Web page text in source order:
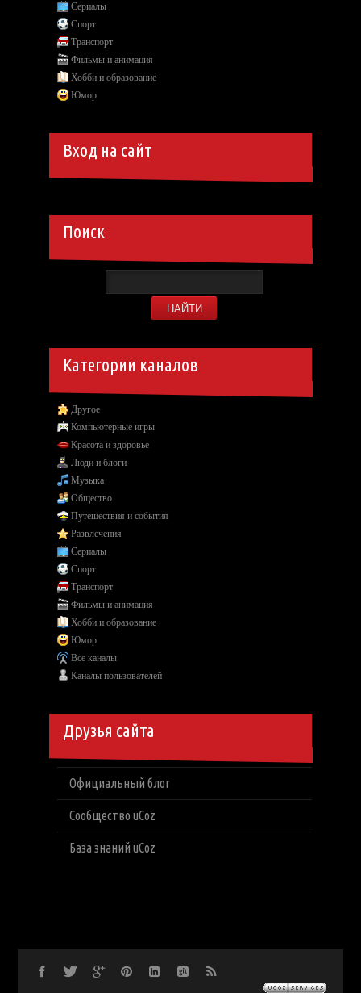
Сериалы
Спорт
Транспорт
Фильмы и анимация
Хобби и образование
Юмор
Вход на сайт
Поиск
Категории каналов
Другое
Компьютерные игры
Красота и здоровье
Люди и блоги
Музыка
Общество
Путешествия и события
Развлечения
Сериалы
Спорт
Транспорт
Фильмы и анимация
Хобби и образование
Юмор
Все каналы
Каналы пользователей
Друзья сайта
Официальный блог
Сообщество uCoz
База знаний uCoz